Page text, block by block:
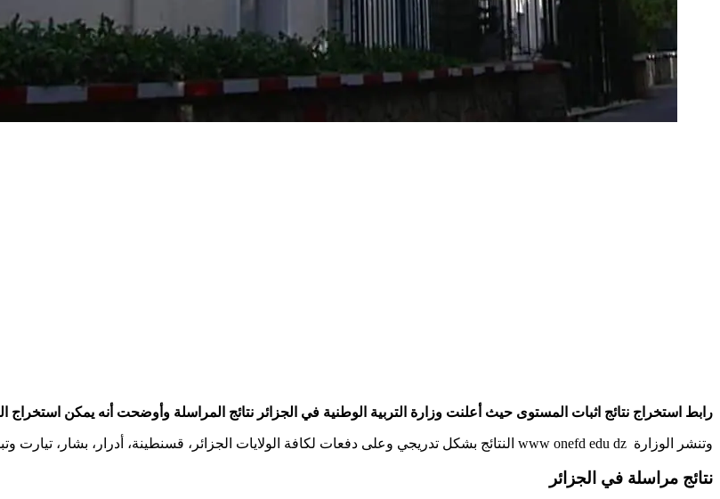
رابط استخراج نتائج اثبات المستوى حيث أعلنت وزارة التربية الوطنية في الجزائر نتائج المراسلة وأوضحت أنه يمكن استخراج
وتنشر الوزارة www onefd edu dz النتائج بشكل تدريجي وعلى دفعات لكافة الولايات الجزائر، قسنطينة، أدرار، بشار، تيارت وتبسة وغيرها في انتظار اكمال الولايات الاخرى في باقي الأيام .
نتائج مراسلة في الجزائر